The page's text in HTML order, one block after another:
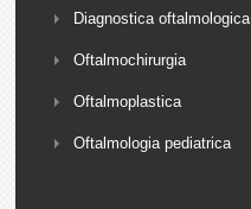
Diagnostica oftalmologica
Oftalmochirurgia
Oftalmoplastica
Oftalmologia pediatrica